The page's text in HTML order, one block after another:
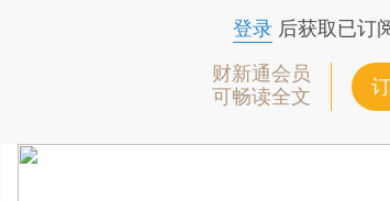
登录后获取已订
财新通会员
可畅读全文